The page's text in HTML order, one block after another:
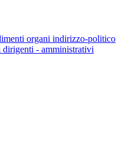
organi indirizzo-politico
dirigenti - amministrativi